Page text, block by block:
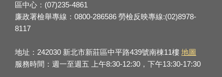
區中心：(07)235-4861
廉政署檢舉專線：0800-286586 勞檢反映專線:(02)8978-
8117
地址：242030 新北市新莊區中平路439號南棟11樓 地圖
服務時間：週一至週五 上午8:30-12:30，下午13:30-17:30